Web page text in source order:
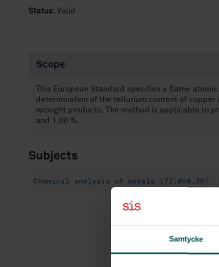
Samtycke
Status: Valid
Scope
This European Standard specifies a flame
determination of the tellurium content of copper
wrought products. The method is applicable to
and 1,00 %.
Subjects
Chemical analysis of metals (77.040.30)